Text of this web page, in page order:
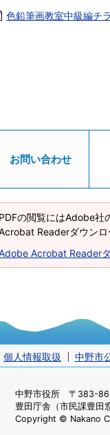
色鉛筆画教室中級編チ
お問い合わせ
PDFの閲覧にはAdobe
Readerダウンロ
Acrobat Reader
個人情報取扱 中野市
中野市役所 〒383-
豊田庁舎（市民課豊田
Copyright © Nakano